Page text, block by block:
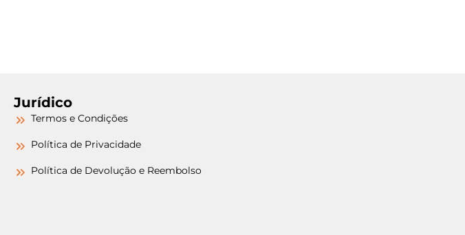
Jurídico
Termos e Condições
Política de Privacidade
Política de Devolução e Reembolso